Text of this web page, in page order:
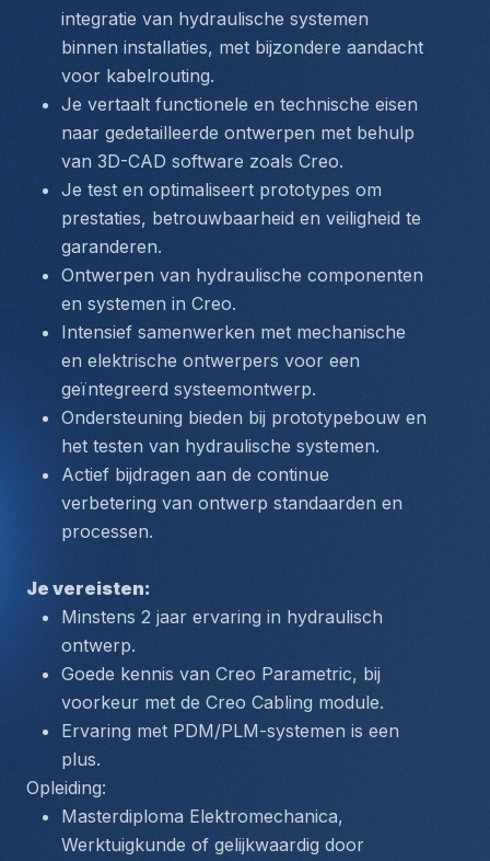
integratie van hydraulische systemen
binnen installaties, met bijzondere aandacht
voor kabelrouting.
Je vertaalt functionele en technische eisen
naar gedetailleerde ontwerpen met behulp
van 3D-CAD software zoals Creo.
Je test en optimaliseert prototypes om
prestaties, betrouwbaarheid en veiligheid te
garanderen.
Ontwerpen van hydraulische componenten
en systemen in Creo.
Intensief samenwerken met mechanische
en elektrische ontwerpers voor een
geïntegreerd systeemontwerp.
Ondersteuning bieden bij prototypebouw en
het testen van hydraulische systemen.
Actief bijdragen aan de continue
verbetering van ontwerp standaarden en
processen.
Je vereisten:
Minstens 2 jaar ervaring in hydraulisch
ontwerp.
Goede kennis van Creo Parametric, bij
voorkeur met de Creo Cabling module.
Ervaring met PDM/PLM-systemen is een
plus.
Opleiding:
Masterdiploma Elektromechanica,
Werktuigkunde of gelijkwaardig door